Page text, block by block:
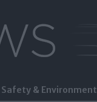
Safety & Environment